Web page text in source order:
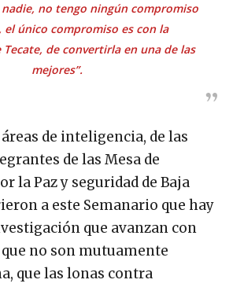
no tengo ningún compromiso
el único compromiso es con la
de convertirla en una de las
mejores”.
de inteligencia, de las
de las Mesa de
la Paz y seguridad de Baja
a este Semanario que hay
que avanzan con
no son mutuamente
que las lonas contra